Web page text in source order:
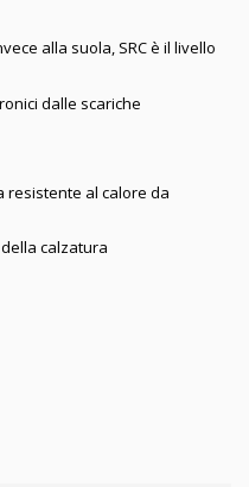
alla suola, SRC è il livello
dalle scariche
resistente al calore da
calzatura